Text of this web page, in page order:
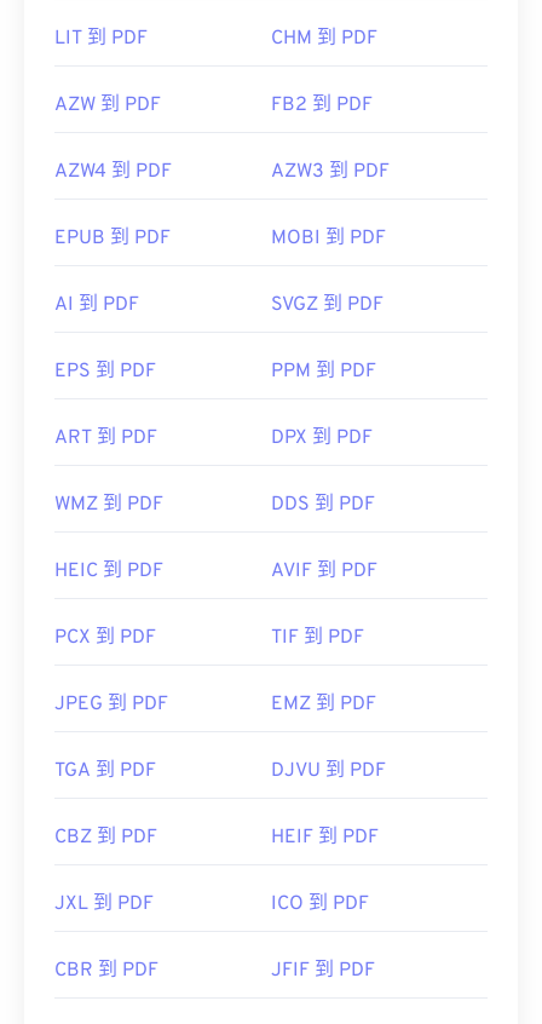
LIT 到 PDF CHM 到 PDF
AZW 到 PDF FB2 到 PDF
AZW4 到 PDF AZW3 到 PDF
EPUB 到 PDF MOBI 到 PDF
AI 到 PDF SVGZ 到 PDF
EPS 到 PDF PPM 到 PDF
ART 到 PDF DPX 到 PDF
WMZ 到 PDF DDS 到 PDF
HEIC 到 PDF AVIF 到 PDF
PCX 到 PDF TIF 到 PDF
JPEG 到 PDF EMZ 到 PDF
TGA 到 PDF DJVU 到 PDF
CBZ 到 PDF HEIF 到 PDF
JXL 到 PDF ICO 到 PDF
CBR 到 PDF JFIF 到 PDF